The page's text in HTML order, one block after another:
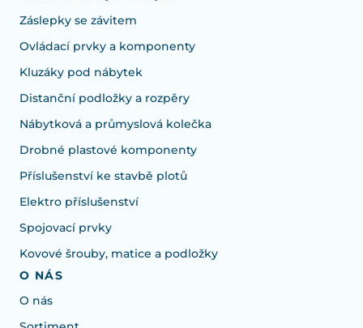
Záslepky se závitem
Ovládací prvky a komponenty
Kluzáky pod nábytek
Distanční podložky a rozpěry
Nábytková a průmyslová kolečka
Drobné plastové komponenty
Příslušenství ke stavbě plotů
Elektro příslušenství
Spojovací prvky
Kovové šrouby, matice a podložky
O NÁS
O nás